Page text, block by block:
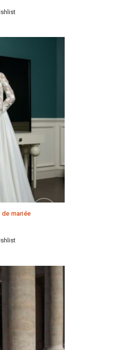
mariée